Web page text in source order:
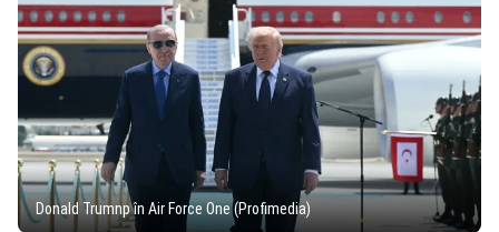
Donald Trumnp în Air Force One (Profimedia)